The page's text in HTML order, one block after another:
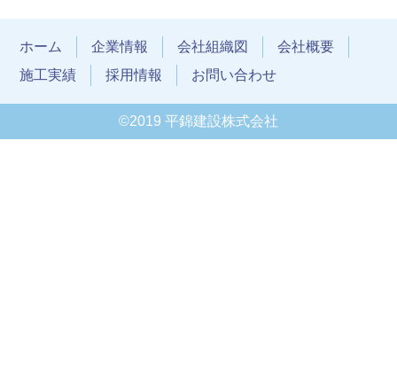
ホーム 企業情報 会社組織図
会社概要
施工実績
採用情報 お問い合わせ
©2019 平錦建設株式会社